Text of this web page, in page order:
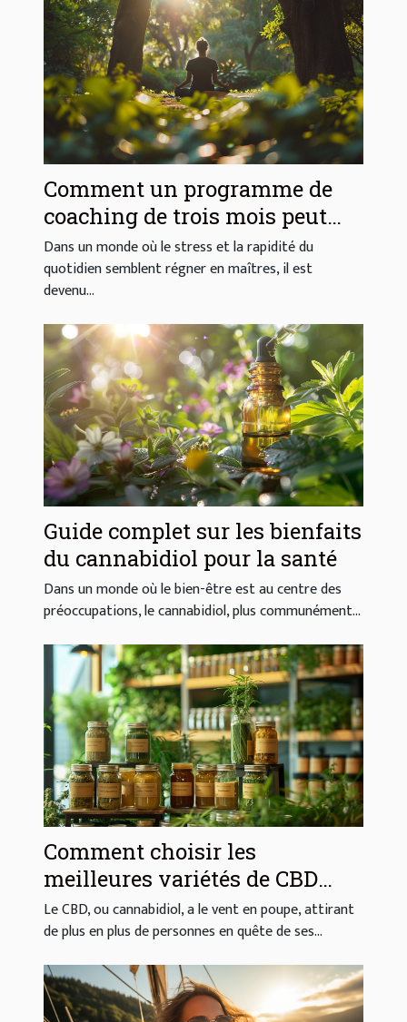
Comment un programme de
coaching de trois mois peut
transformer votre pratique de
bien-être
Dans un monde où le stress et la rapidité du
quotidien semblent régner en maîtres, il est
devenu...
Guide complet sur les bienfaits
du cannabidiol pour la santé
Dans un monde où le bien-être est au centre des
préoccupations, le cannabidiol, plus communément...
Comment choisir les
meilleures variétés de CBD
pour vos besoins
Le CBD, ou cannabidiol, a le vent en poupe, attirant
de plus en plus de personnes en quête de ses...